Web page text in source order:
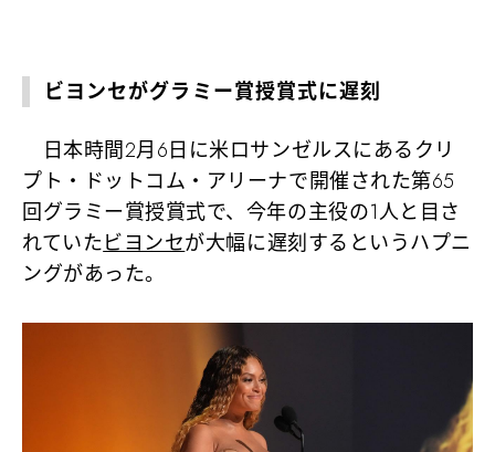
ビヨンセがグラミー賞授賞式に遅刻
日本時間2月6日に米ロサンゼルスにあるクリ
プト・ドットコム・アリーナで開催された第65
回グラミー賞授賞式で、今年の主役の1人と目さ
れていたビヨンセが大幅に遅刻するというハプニ
ングがあった。